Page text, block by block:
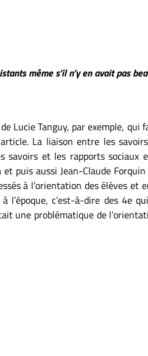
même s’il n’y en avait pas
Lucie Tanguy, par exemple,
La liaison entre les
et les rapports
puis aussi Jean-Claude
à l’orientation des élèves
c’est-à-dire des 4e
une problématique de